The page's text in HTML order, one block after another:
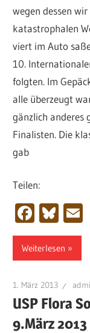
wegen dessen
katastrophalen
viert im Auto
10.
folgten. Im
alle überzeugt
gänzlich anderes
Finalisten. Die
gab
Teilen:
Weiterlesen
1. März 2013
USP Flora
9.März 2013